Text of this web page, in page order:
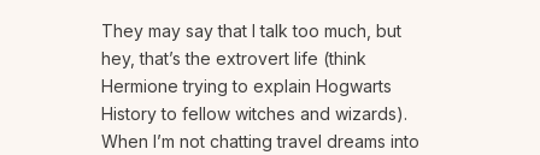
They may say that I talk too much, but
hey, that’s the extrovert life (think
Hermione trying to explain Hogwarts
History to fellow witches and wizards).
When I’m not chatting travel dreams into